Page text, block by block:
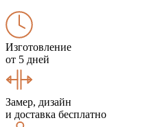
Изготовление
от 5 дней
Замер, дизайн
и доставка бесплатно